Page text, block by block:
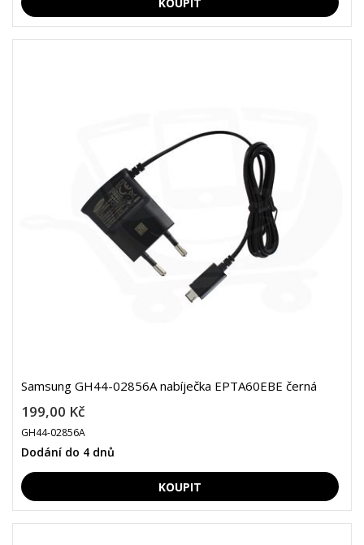
Samsung GH44-02856A nabíječka EPTA60EBE černá
199,00 Kč
GH44-02856A
Dodání do 4 dnů